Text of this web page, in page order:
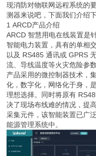
现消防对物联网远程系统的
测器来说吧，下面我们介绍
1 ARCD产品介绍
ARCD 智慧用电在线装置是
智能电力装置，具有的单相
以及 RS485 通讯或 GPRS
流、导线温度等火灾危险参
产品采用的微控制器技术，
化，数字化，网络化于身，
理想选择。同时将原有
决了现场布线难的情况，提
采集元件，该智能装置已广
能源管理系统中。